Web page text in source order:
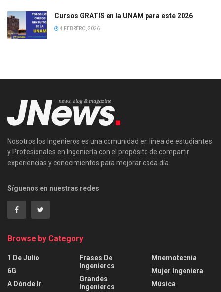
Cursos GRATIS en la UNAM para este 2026
4 FEBRERO, 2026
Nosotros los Ingenieros es una comunidad en línea de estudiantes
y Profesionales en Ingeniería con el propósito de compartir
experiencias y conocimientos para mejorar cada día.
Síguenos en nuestras redes
Browse by Category
1 De Julio
6G
A Dónde Ir
Frases De
Ingenieros
Grandes
Ingenieros
Mnemotecnia
Mujer Ingeniera
Música